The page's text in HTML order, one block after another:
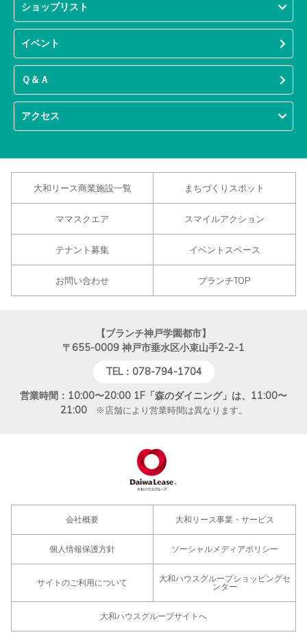
ショップリスト
イベント
Ｑ＆Ａ
アクセス
大和リース商業施設一覧 まちづくりスポット
ママスクエア スマイルアクション
テナント募集 イベントスペース
お問い合わせ ブランチTOP
【ブランチ神戸学園都市】
〒655-0009 神戸市垂水区小束山手2-2-1
TEL：078-794-1704
営業時間：10:00〜20:00 1F「森のダイニング」は、11:00〜
21:00※店舗により営業時間は異なります。
会社概要 大和リース事業・サービス
個人情報保護方針 ソーシャルメディアポリシー
サイトのご利用について
大和ハウスグループショッピングセ
ンター
大和ハウスグループサイトへ